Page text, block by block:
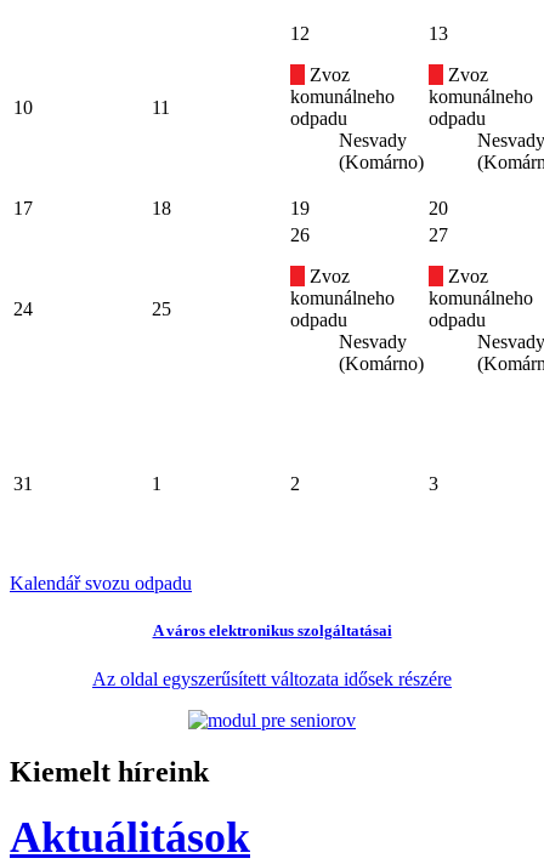
10 11
12
Zvoz
komunálneho
odpadu
Nesvady
(Komárno)
13
Zvoz
komunálneho
odpadu
Nesvady
17 18 19 20
24 25
26
Zvoz
komunálneho
odpadu
Nesvady
(Komárno)
27
Zvoz
komunálneho
odpadu
Nesvady
31 1 2 3
Kalendář svozu odpadu
A város elektronikus szolgáltatásai
Az oldal egyszerűsített változata idősek részére
Kiemelt híreink
Aktuálitások